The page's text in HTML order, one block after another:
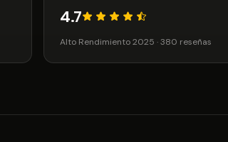
4.7
Alto Rendimiento 2025 · 380 reseñas